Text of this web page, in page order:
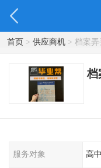
首页> 供应商机> 档案弄
档
服务对象 高